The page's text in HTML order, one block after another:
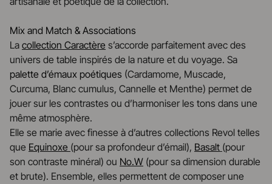
Mix and Match & Associations
La collection Caractère s’accorde parfaitement avec des
univers de table inspirés de la nature et du voyage. Sa
palette d’émaux poétiques (Cardamome, Muscade,
Curcuma, Blanc cumulus, Cannelle et Menthe) permet de
jouer sur les contrastes ou d’harmoniser les tons dans une
même atmosphère.
Elle se marie avec finesse à d’autres collections Revol telles
que Equinoxe (pour sa profondeur d’émail), Basalt (pour
son contraste minéral) ou No.W (pour sa dimension durable
et brute). Ensemble, elles permettent de composer une